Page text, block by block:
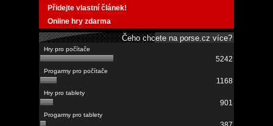
Přidejte vlastní článek!
Online hry zdarma
Čeho chcete na porse.cz více?
5242
1168
901